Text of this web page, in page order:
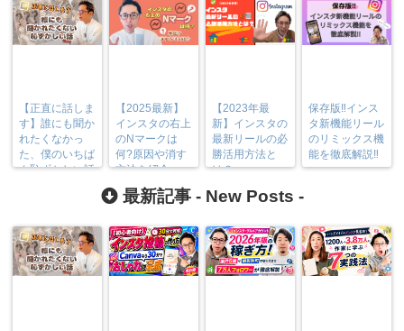
【正直に話しま
す】誰にも聞か
れたくなかっ
た、僕のいちば
ん恥ずかしい話
【2025最新】
インスタの右上
のNマークは
何?原因や消す
方法を紹介
【2023年最
新】インスタの
最新リールの必
勝活用方法と
は？
保存版‼︎インス
タ新機能リール
のリミックス機
能を徹底解説‼︎
最新記事 - New Posts -